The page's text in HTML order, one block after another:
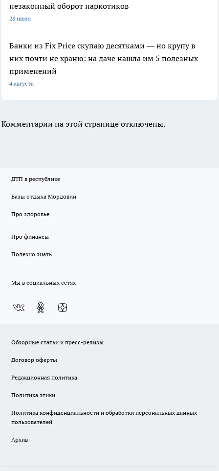
незаконный оборот наркотиков
28 июля
Банки из Fix Price скупаю десятками — но крупу в
них почти не храню: на даче нашла им 5 полезных
применений
4 августа
Комментарии на этой странице отключены.
ДТП в республике
Базы отдыха Мордовии
Про здоровье
Про финансы
Полезно знать
Мы в социальных сетях
Обзорные статьи и пресс-релизы
Договор оферты
Редакционная политика
Политика этики
Политика конфиденциальности и обработки персональных данных
пользователей
Архив